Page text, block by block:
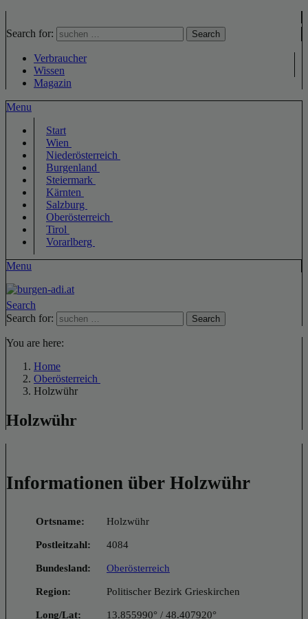
Search for: Search
Verbraucher
Wissen
Magazin
Menu
Start
Wien
Niederösterreich
Burgenland
Steiermark
Kärnten
Salzburg
Oberösterreich
Tirol
Vorarlberg
Menu
Search
Search for:
Search
You are here:
Home
Oberösterreich
Holzwühr
Holzwühr
Informationen über Holzwühr
Ortsname: Holzwühr
Postleitzahl: 4084
Bundesland: Oberösterreich
Region: Politischer Bezirk Grieskirchen
Long/Lat: 13.855990° / 48.407920°